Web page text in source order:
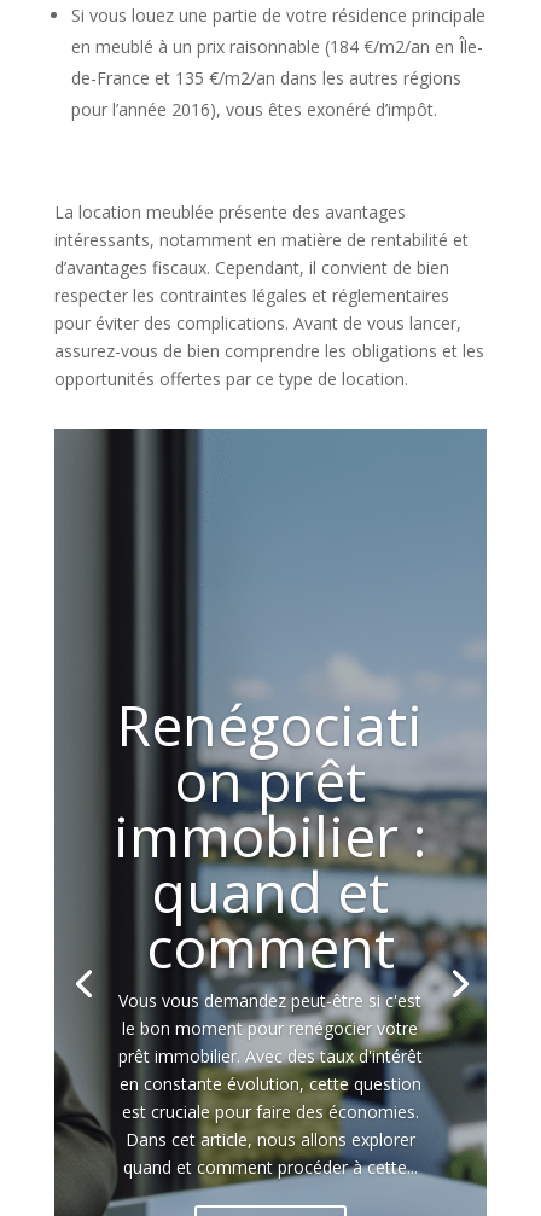
Si vous louez une partie de votre résidence principale
en meublé à un prix raisonnable (184 €/m2/an en Île-
de-France et 135 €/m2/an dans les autres régions
pour l’année 2016), vous êtes exonéré d’impôt.
La location meublée présente des avantages
intéressants, notamment en matière de rentabilité et
d’avantages fiscaux. Cependant, il convient de bien
respecter les contraintes légales et réglementaires
pour éviter des complications. Avant de vous lancer,
assurez-vous de bien comprendre les obligations et les
opportunités offertes par ce type de location.
Renégociati
on prêt
immobilier :
quand et
comment
Vous vous demandez peut-être si c'est
le bon moment pour renégocier votre
prêt immobilier. Avec des taux d'intérêt
en constante évolution, cette question
est cruciale pour faire des économies.
Dans cet article, nous allons explorer
quand et comment procéder à cette...